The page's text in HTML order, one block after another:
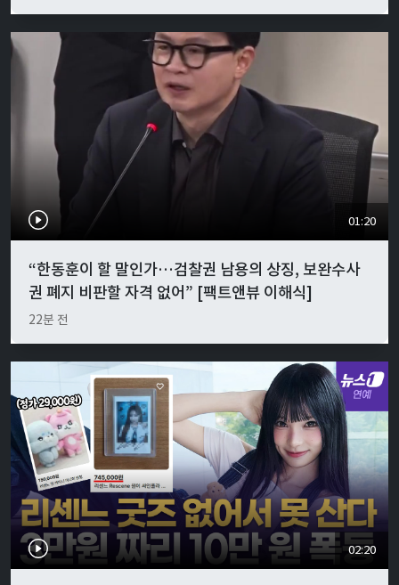
01:20
“한동훈이 할 말인가…검찰권 남용의 상징, 보완수사
권 폐지 비판할 자격 없어” [팩트앤뷰 이해식]
22분 전
02:20